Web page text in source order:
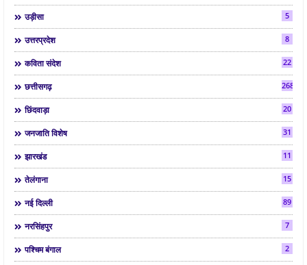
उड़ीसा 5
उत्तरप्रदेश 8
कविता संदेश 22
छत्तीसगढ़ 268
छिंदवाड़ा 20
जनजाति विशेष 31
झारखंड 11
तेलंगाना 15
नई दिल्ली 89
नरसिंहपुर 7
पश्चिम बंगाल 2